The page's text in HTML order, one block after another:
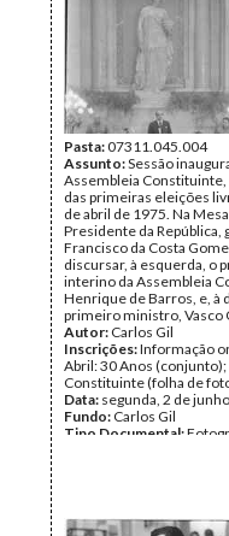
Pasta:07311.045.004
Assunto:Sessão
Assembleia
das primeiras eleições
de abril de 1975. Na
Presidente da República,
Francisco da Costa
discursar, à esquerda, o
interino da Assembleia
Henrique de Barros, e, à
primeiro ministro, Vasco
Autor: Carlos Gil
Inscrições:Informação
Abril: 30 Anos
Constituinte (folha de
Data: segunda, 2 de
Fundo: Carlos Gil
Tipo Documental: